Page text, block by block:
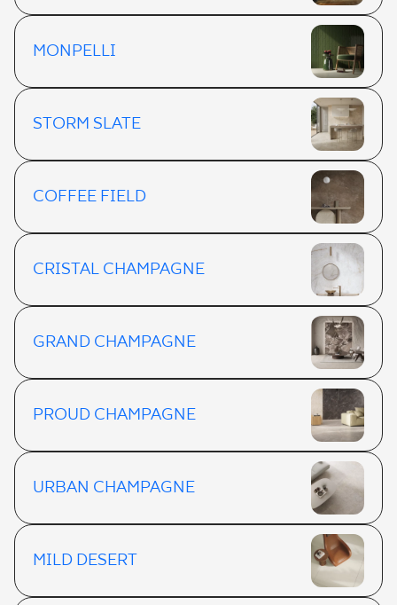
MONPELLI
STORM SLATE
COFFEE FIELD
CRISTAL CHAMPAGNE
GRAND CHAMPAGNE
PROUD CHAMPAGNE
URBAN CHAMPAGNE
MILD DESERT